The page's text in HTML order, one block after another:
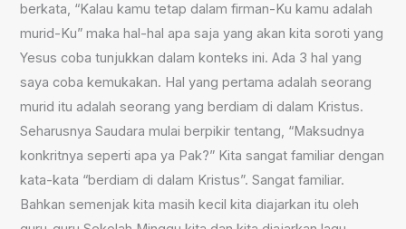
berkata, “Kalau kamu tetap dalam firman-Ku kamu adalah
murid-Ku” maka hal-hal apa saja yang akan kita soroti yang
Yesus coba tunjukkan dalam konteks ini. Ada 3 hal yang
saya coba kemukakan. Hal yang pertama adalah seorang
murid itu adalah seorang yang berdiam di dalam Kristus.
Seharusnya Saudara mulai berpikir tentang, “Maksudnya
konkritnya seperti apa ya Pak?” Kita sangat familiar dengan
kata-kata “berdiam di dalam Kristus”. Sangat familiar.
Bahkan semenjak kita masih kecil kita diajarkan itu oleh